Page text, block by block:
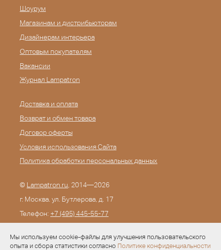
Мы используем cookie-файлы для улучшения пользовательского
опыта и сбора статистики согласно Политике конфиденциальности
Шоурум
Магазинам и дистрибьюторам
Дизайнерам интерьера
Оптовым покупателям
Вакансии
Журнал Lampatron
Доставка и оплата
Возврат и обмен товара
Договор оферты
Условия использования Сайта
Политика обработки персональных данных
© Lampatron.ru, 2014—2026
г. Москва. ул. Бутлерова, д. 17
Телефон: +7 (495) 445-55-77